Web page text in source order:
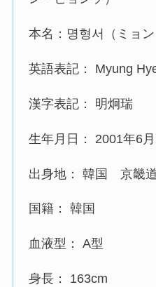
本名：명형서（ミョ
英語表記： Myung
漢字表記： 明炯瑞
生年月日： 2001年6
出身地： 韓国 京畿
国籍： 韓国
血液型： A型
身長： 163cm